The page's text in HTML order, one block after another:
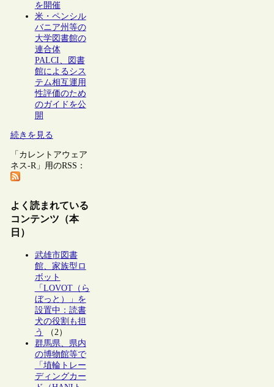
を開催
米・ペンシル
バニア州等の
大学図書館の
連合体
PALCI、図書
館によるシス
テム相互運用
性評価のため
のガイドを公
開
続きを見る
「カレントアウェア
ネス-R」用のRSS：
よく読まれている
コンテンツ（本
日）
武雄市図書
館、家族型ロ
ボット
「LOVOT（ら
ぼっと）」を
設置中：読書
犬の役割も担
う
（2）
群馬県、県内
の博物館等で
「埴輪トレー
ディングカー